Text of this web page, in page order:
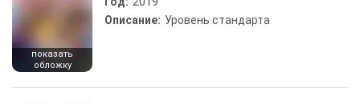
показать
обложку
Описание: Уровень стандарта